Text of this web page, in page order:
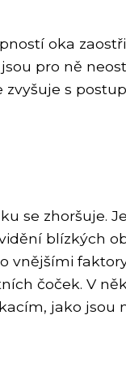
oka
pro ně
s
se zhoršuje.
blízkých
vnějšími
čoček. V
jako jsou